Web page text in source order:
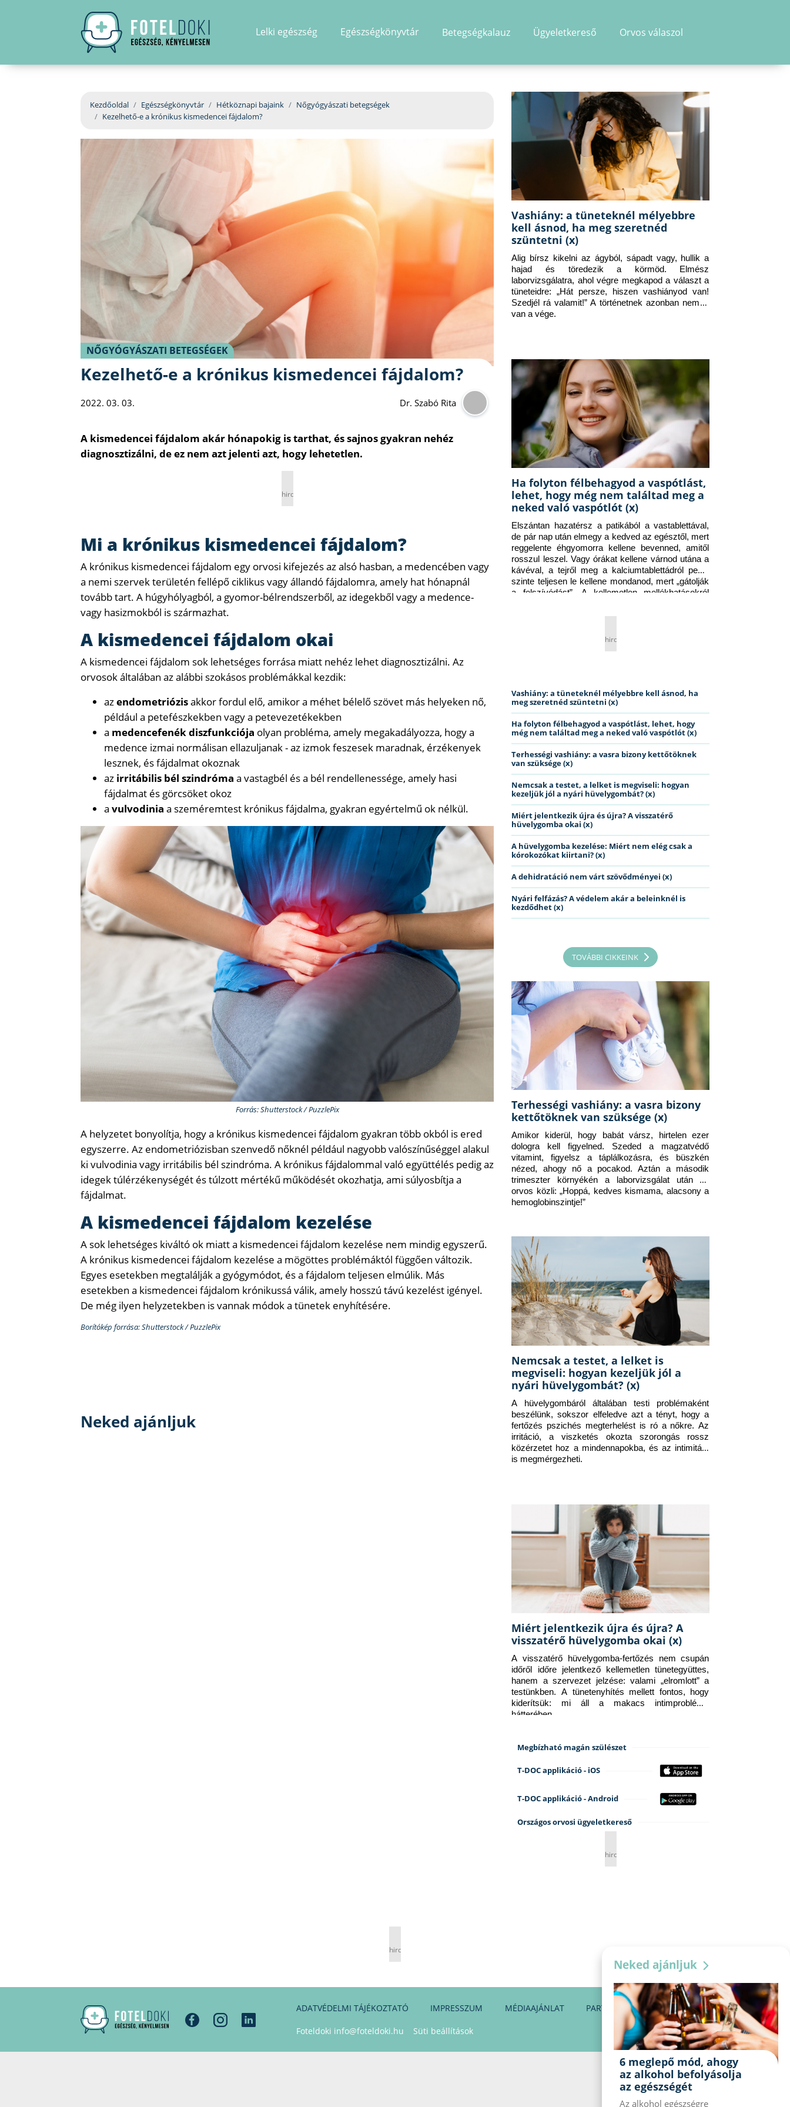
Lelki egészség Egészségkönyvtár Betegségkalauz Ügyeletkereső Orvos válaszol
Kezdőoldal Egészségkönyvtár Hétköznapi bajaink
Nőgyógyászati betegségek
Kezelhető-e a krónikus kismedencei fájdalom?
NŐGYÓGYÁSZATI BETEGSÉGEK
Kezelhető-e a krónikus kismedencei fájdalom?
2022. 03. 03. Dr. Szabó Rita
A kismedencei fájdalom akár hónapokig is tarthat, és sajnos gyakran nehéz
diagnosztizálni, de ez nem azt jelenti azt, hogy lehetetlen.
hirdetés
Mi a krónikus kismedencei fájdalom?
A krónikus kismedencei fájdalom egy orvosi kifejezés az alsó hasban, a medencében vagy
a nemi szervek területén fellépő ciklikus vagy állandó fájdalomra, amely hat hónapnál
tovább tart. A húgyhólyagból, a gyomor-bélrendszerből, az idegekből vagy a medence-
vagy hasizmokból is származhat.
A kismedencei fájdalom okai
A kismedencei fájdalom sok lehetséges forrása miatt nehéz lehet diagnosztizálni. Az
orvosok általában az alábbi szokásos problémákkal kezdik:
azendometriózisakkor fordul elő, amikor a méhet bélelő szövet más helyeken nő,
például a petefészkekben vagy a petevezetékekben
a medencefenék diszfunkciója olyan probléma, amely megakadályozza, hogy a
medence izmai normálisan ellazuljanak - az izmok feszesek maradnak, érzékenyek
lesznek, és fájdalmat okoznak
az irritábilis bél szindróma a vastagbél és a bél rendellenessége, amely hasi
fájdalmat és görcsöket okoz
a vulvodinia a szeméremtest krónikus fájdalma, gyakran egyértelmű ok nélkül.
Forrás: Shutterstock / PuzzlePix
A helyzetet bonyolítja, hogy a krónikus kismedencei fájdalom gyakran több okból is ered
egyszerre. Az endometriózisban szenvedő nőknél például nagyobb valószínűséggel alakul
ki vulvodinia vagy irritábilis bél szindróma. A krónikus fájdalommal való együttélés pedig az
idegek túlérzékenységét és túlzott mértékű működését okozhatja, ami súlyosbítja a
fájdalmat.
A kismedencei fájdalom kezelése
A sok lehetséges kiváltó ok miatt a kismedencei fájdalom kezelése nem mindig egyszerű.
A krónikus kismedencei fájdalom kezelése a mögöttes problémáktól függően változik.
Egyes esetekben megtalálják a gyógymódot, és a fájdalom teljesen elmúlik. Más
esetekben a kismedencei fájdalom krónikussá válik, amely hosszú távú kezelést igényel.
De még ilyen helyzetekben is vannak módok a tünetek enyhítésére.
Borítókép forrása: Shutterstock / PuzzlePix
Neked ajánljuk
Vashiány: a tüneteknél mélyebbre
kell ásnod, ha meg szeretnéd
szüntetni (x)
Alig bírsz kikelni az ágyból, sápadt vagy, hullik a
hajad és töredezik a körmöd. Elmész
laborvizsgálatra, ahol végre megkapod a választ a
tüneteidre: „Hát persze, hiszen vashiányod van!
Szedjél rá valamit!” A történetnek azonban nem itt
van a vége.
Ha folyton félbehagyod a vaspótlást,
lehet, hogy még nem találtad meg a
neked való vaspótlót (x)
Elszántan hazatérsz a patikából a vastablettával,
de pár nap után elmegy a kedved az egésztől, mert
reggelente éhgyomorra kellene bevenned, amitől
rosszul leszel. Vagy órákat kellene várnod utána a
kávéval, a tejről meg a kalciumtablettádról pedig
szinte teljesen le kellene mondanod, mert „gátolják
a felszívódást”. A kellemetlen mellékhatásokról
hirdetés
Vashiány: a tüneteknél mélyebbre kell ásnod, ha
meg szeretnéd szüntetni (x)
Ha folyton félbehagyod a vaspótlást, lehet, hogy
még nem találtad meg a neked való vaspótlót (x)
Terhességi vashiány: a vasra bizony kettőtöknek
van szüksége (x)
Nemcsak a testet, a lelket is megviseli: hogyan
kezeljük jól a nyári hüvelygombát? (x)
Miért jelentkezik újra és újra? A visszatérő
hüvelygomba okai (x)
A hüvelygomba kezelése: Miért nem elég csak a
kórokozókat kiirtani? (x)
A dehidratáció nem várt szövődményei (x)
Nyári felfázás? A védelem akár a beleinknél is
kezdődhet (x)
TOVÁBBI CIKKEINK
Terhességi vashiány: a vasra bizony
kettőtöknek van szüksége (x)
Amikor kiderül, hogy babát vársz, hirtelen ezer
dologra kell figyelned. Szeded a magzatvédő
vitamint, figyelsz a táplálkozásra, és büszkén
nézed, ahogy nő a pocakod. Aztán a második
trimeszter környékén a laborvizsgálat után az
orvos közli: „Hoppá, kedves kismama, alacsony a
hemoglobinszintje!”
Nemcsak a testet, a lelket is
megviseli: hogyan kezeljük jól a
nyári hüvelygombát? (x)
A hüvelygombáról általában testi problémaként
beszélünk, sokszor elfeledve azt a tényt, hogy a
fertőzés pszichés megterhelést is ró a nőkre. Az
irritáció, a viszketés okozta szorongás rossz
közérzetet hoz a mindennapokba, és az intimitást
is megmérgezheti.
Miért jelentkezik újra és újra? A
visszatérő hüvelygomba okai (x)
A visszatérő hüvelygomba-fertőzés nem csupán
időről időre jelentkező kellemetlen tünetegyüttes,
hanem a szervezet jelzése: valami „elromlott” a
testünkben. A tünetenyhítés mellett fontos, hogy
kiderítsük: mi áll a makacs intimprobléma
hátterében.
Megbízható magán szülészet
T-DOC applikáció - iOS
T-DOC applikáció - Android
Országos orvosi ügyeletkereső
hirdetés
hirdetés
ADATVÉDELMI TÁJÉKOZTATÓ IMPRESSZUM MÉDIAAJÁNLAT PARTNEREINK KAPCSOLAT
Foteldoki info@foteldoki.hu Süti beállítások
Neked ajánljuk
6 meglepő mód, ahogy
az alkohol befolyásolja
az egészségét
Az alkohol egészségre